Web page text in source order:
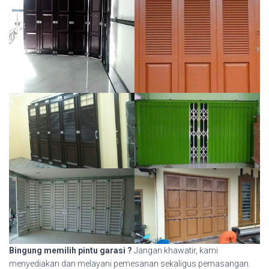
Bingung memilih pintu garasi ? Jangan khawatir, kami
menyediakan dan melayani pemesanan sekaligus pemasangan.